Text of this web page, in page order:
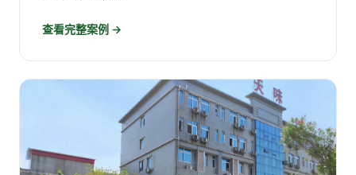
查看完整案例 →